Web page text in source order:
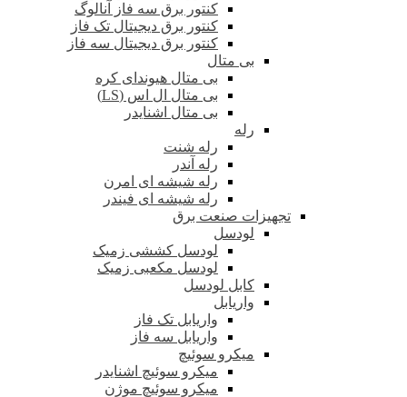
کنتور برق سه فاز آنالوگ
کنتور برق دیجیتال تک فاز
کنتور برق دیجیتال سه فاز
بی متال
بی متال هیوندای کره
بی متال ال اس (LS)
بی متال اشنایدر
رله
رله شنت
رله آندر
رله شیشه ای امرن
رله شیشه ای فیندر
تجهیزات صنعت برق
لودسل
لودسل کششی زمیک
لودسل مکعبی زمیک
کابل لودسل
واریابل
واریابل تک فاز
واریابل سه فاز
میکرو سوئیچ
میکرو سوئیچ اشنایدر
میکرو سوئیچ موژن